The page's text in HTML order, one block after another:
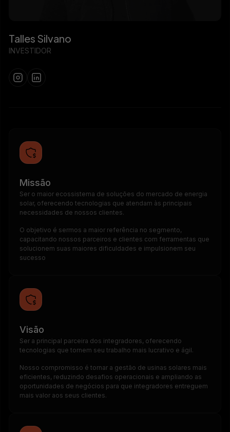
Talles Silvano
INVESTIDOR
Missão
Ser o maior ecossistema de soluções do mercado de energia
solar, oferecendo tecnologias que atendam às principais
necessidades de nossos clientes.
O objetivo é sermos a maior referência no segmento,
capacitando nossos parceiros e clientes com ferramentas que
solucionem suas maiores dificuldades e impulsionem seu
sucesso
Visão
Ser a principal parceira dos integradores, oferecendo
tecnologias que tornem seu trabalho mais lucrativo e ágil.
Nosso compromisso é tornar a gestão de usinas solares mais
eficientes, reduzindo desafios operacionais e ampliando as
oportunidades de negócios para que integradores entreguem
mais valor aos seus clientes.